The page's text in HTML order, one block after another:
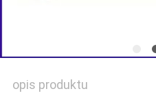
opis produktu